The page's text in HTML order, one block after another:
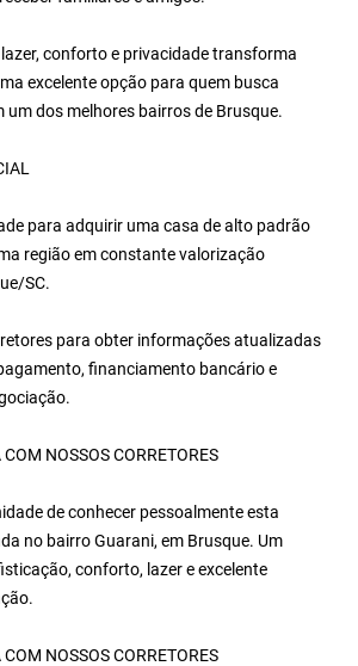
conforto e privacidade transforma
excelente opção para quem busca
um dos melhores bairros de Brusque.
para adquirir uma casa de alto padrão
região em constante valorização
SC.
para obter informações atualizadas
financiamento bancário e
NOSSOS CORRETORES
de conhecer pessoalmente esta
no bairro Guarani, em Brusque. Um
conforto, lazer e excelente
NOSSOS CORRETORES